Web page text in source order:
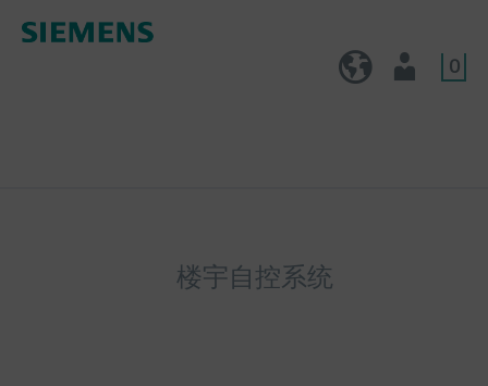
0
楼宇自控系统